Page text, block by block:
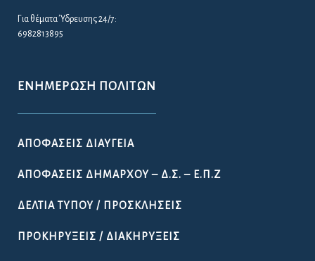
Για θέματα Ύδρευσης 24/7:
6982813895
ΕΝΗΜΈΡΩΣΗ ΠΟΛΙΤΏΝ
ΑΠΟΦΆΣΕΙΣ ΔΙΑΎΓΕΙΑ
ΑΠΟΦΆΣΕΙΣ ΔΗΜΆΡΧΟΥ – Δ.Σ. – Ε.Π.Ζ
ΔΕΛΤΊΑ ΤΎΠΟΥ / ΠΡΟΣΚΛΉΣΕΙΣ
ΠΡΟΚΗΡΎΞΕΙΣ / ΔΙΑΚΗΡΎΞΕΙΣ